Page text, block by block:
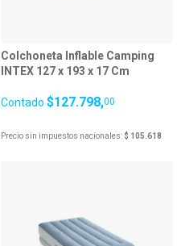
Colchoneta Inflable Camping
INTEX 127 x 193 x 17 Cm
Contado $127.798,00
Precio sin impuestos nacionales: $ 105.618